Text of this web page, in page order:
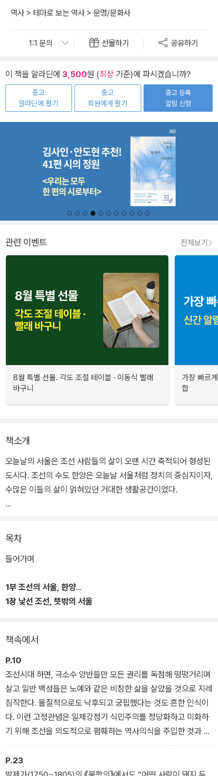
역사 > 테마로 보는 역사 > 문명/문화사
선물하기 공유하기
이 책을 알라딘에 3,500원 (최상 기준)에 파시겠습니까?
중고
알라딘에 팔기
중고
회원에게 팔기
중고 등록
알림 신청
관련 이벤트 전체보기
8월 특별 선물. 각도 조절 테이블 · 이동식 빨래
바구니
가장 빠르
합
책소개
오늘날의 서울은 조선 사람들의 삶이 오랜 시간 축적되어 형성된
도시다. 조선의 수도 한양은 오늘날 서울처럼 정치의 중심지이자,
수많은 이들의 삶이 얽혀있던 거대한 생활공간이었다.
소고기 열풍부터, 인구 과밀로 인해 부동산 가격이 치솟았던 조선
판 부동산 불패 현상까지. 또 내시, 무당, 노비, 후궁 등 신분제 속
다양한 인물들의 생생한 삶을 따라가다 보면, 과거 한양의 실체가
심, 전쟁과 정치 중심의 역사서와 달리, 조선 사람들의 일상과 공
간에 주목한다. 도시의 골목, 풍속, 인물에 담긴 이야기를 통해 그
저자인 배한철은 매일경제에서 문화재 및 한국사 전문 기자와, 국
가유산청의 문화재전문위원으로 활동했으며 실록, 문집, 풍속화,
지리지 등 다양한 기록을 바탕으로 현장을 직접 취재하고 답사해,
조선 사람들의 한양에서의 삶을 세심하게 복원했다. 오백 년 도시
의 흔적을 좇아, 오늘의 서울이 어떤 시간의 축적을 통해 형성되
었는지 역사 속으로 함께 따라가 보자.
목차
들어가며
1부 조선의 서울, 한양
1장 낯선 조선, 뜻밖의 서울
책속에서
P.10
조선시대 하면, 극소수 양반들만 모든 권리를 독점해 떵떵거리며
살고 일반 백성들은 노예와 같은 비참한 삶을 살았을 것으로 지레
짐작한다. 물질적으로도 낙후되고 궁핍했다는 것도 흔한 인식이
다. 이런 고정관념은 일제강점기 식민주의를 정당화하고 미화하
기 위해 조선을 의도적으로 폄훼하는 역사의식을 주입한 것과 무
관하지는 않을 것이다. 과연, 우리는 조선의 서울이라는 도시를
얼마나 알고 있는 것일까. 당시의 시대상을 개략적으로라도 파악
하려면 먼저 경제사적 배경에 대한 이해가 필요하다.
P.23